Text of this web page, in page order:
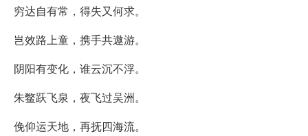
穷达自有常，得失又何求。
岂效路上童，携手共遨游。
阴阳有变化，谁云沉不浮。
朱鳖跃飞泉，夜飞过吴洲。
俛仰运天地，再抚四海流。